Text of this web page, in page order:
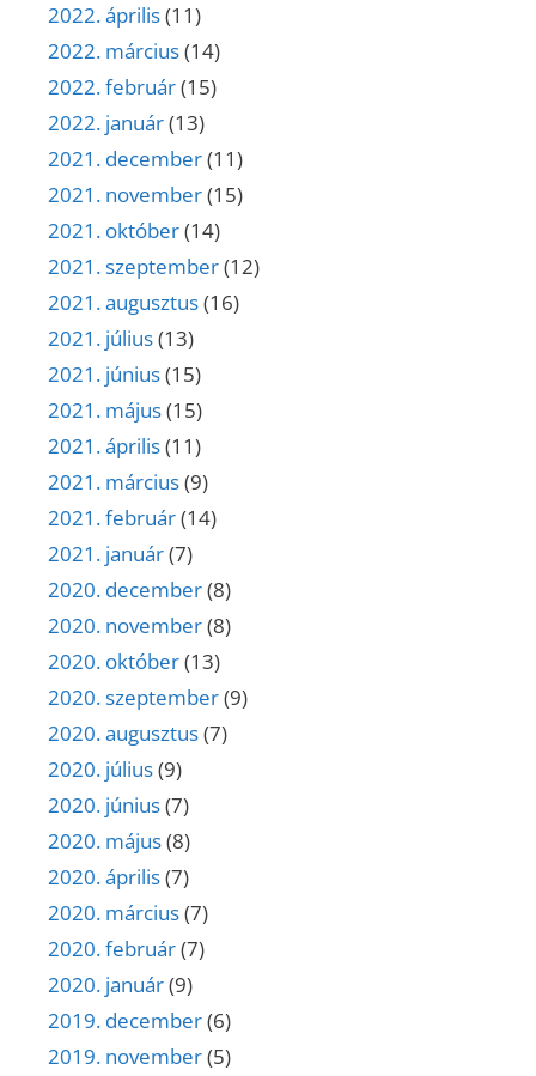
2022. április(11)
2022. március(14)
2022. február(15)
2022. január(13)
2021. december(11)
2021. november(15)
2021. október(14)
2021. szeptember(12)
2021. augusztus(16)
2021. július(13)
2021. június(15)
2021. május(15)
2021. április(11)
2021. március(9)
2021. február(14)
2021. január(7)
2020. december(8)
2020. november(8)
2020. október(13)
2020. szeptember(9)
2020. augusztus(7)
2020. július(9)
2020. június(7)
2020. május(8)
2020. április(7)
2020. március(7)
2020. február(7)
2020. január(9)
2019. december(6)
2019. november(5)